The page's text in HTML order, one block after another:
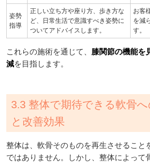
姿勢
指導
正しい立ち方や座り方、歩き方な
ど、日常生活で意識すべき姿勢に
ついてアドバイスします。
お客
を減
す。
これらの施術を通じて、 膝関節の機能を
減を目指します。
3.3 整体で期待できる軟骨
と改善効果
整体は、軟骨そのものを再生させること
ではありません。しかし、整体によって